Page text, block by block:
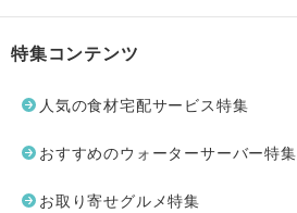
特集コンテンツ
人気の食材宅配サービス特集
おすすめのウォーターサーバー特集
お取り寄せグルメ特集